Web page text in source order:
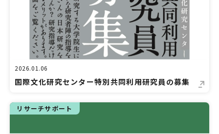
2026.01.06
国際文化研究センター特別共同利用研究員の募集
リサーチサポート